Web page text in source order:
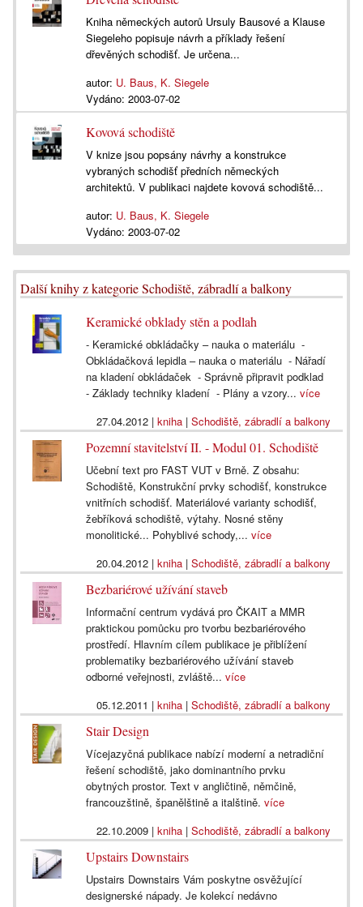
Kniha německých autorů Ursuly Bausové a Klause
Siegeleho popisuje návrh a příklady řešení
dřevěných schodišť. Je určena...
autor: U. Baus, K. Siegele
Vydáno: 2003-07-02
Kovová schodiště
V knize jsou popsány návrhy a konstrukce
vybraných schodišť předních německých
architektů. V publikaci najdete kovová schodiště...
autor: U. Baus, K. Siegele
Vydáno: 2003-07-02
Další knihy z kategorie Schodiště, zábradlí a balkony
Keramické obklady stěn a podlah
- Keramické obkládačky – nauka o materiálu -
Obkládačková lepidla – nauka o materiálu - Nářadí
na kladení obkládaček - Správně připravit podklad
- Základy techniky kladení - Plány a vzory...více
27.04.2012| kniha| Schodiště, zábradlí a balkony
Pozemní stavitelství II. - Modul 01. Schodiště
Učební text pro FAST VUT v Brně. Z obsahu:
Schodiště, Konstrukční prvky schodišť, konstrukce
vnitřních schodišť. Materiálové varianty schodišť,
žebříková schodiště, výtahy. Nosné stěny
monolitické... Pohyblivé schody,...více
20.04.2012| kniha| Schodiště, zábradlí a balkony
Bezbariérové užívání staveb
Informační centrum vydává pro ČKAIT a MMR
praktickou pomůcku pro tvorbu bezbariérového
prostředí. Hlavním cílem publikace je přiblížení
problematiky bezbariérového užívání staveb
odborné veřejnosti, zvláště...více
05.12.2011 | kniha| Schodiště, zábradlí a balkony
Stair Design
Vícejazyčná publikace nabízí moderní a netradiční
řešení schodiště, jako dominantního prvku
obytných prostor. Text v angličtině, němčině,
francouzštině, španělštině a italštině.více
22.10.2009| kniha| Schodiště, zábradlí a balkony
Upstairs Downstairs
Upstairs Downstairs Vám poskytne osvěžující
designerské nápady. Je kolekcí nedávno